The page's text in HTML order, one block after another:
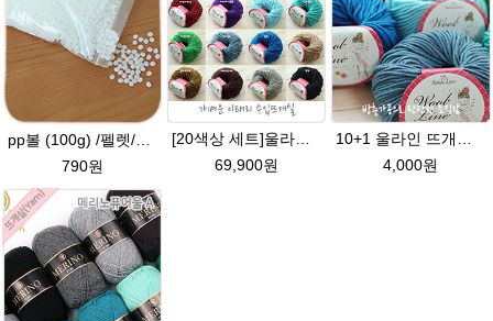
pp볼 (100g) /펠렛/라이스볼/슬러쉬볼/ 인형완충재 / pp알갱이 / pp ball / 아미네코인형 재료
790원
[20색상 세트]울라인 뜨개실(45g) 유아/블랭킷/인형실/슈퍼워시울/8ply 굵기와 비슷/505털실
69,900원
10+1 울라인 뜨개실(45g) 유아/블랭킷/손뜨개인형실/505털실/바라클라바털실 뜨개실
4,000원